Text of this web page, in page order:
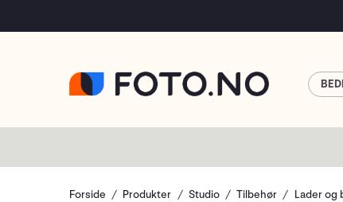
Forside Produkter Studio Tilbehør Lader og